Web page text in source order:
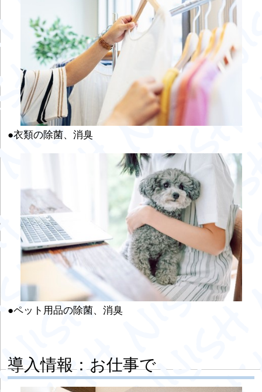
●衣類の除菌、消臭
●ペット用品の除菌、消臭
導入情報：お仕事で